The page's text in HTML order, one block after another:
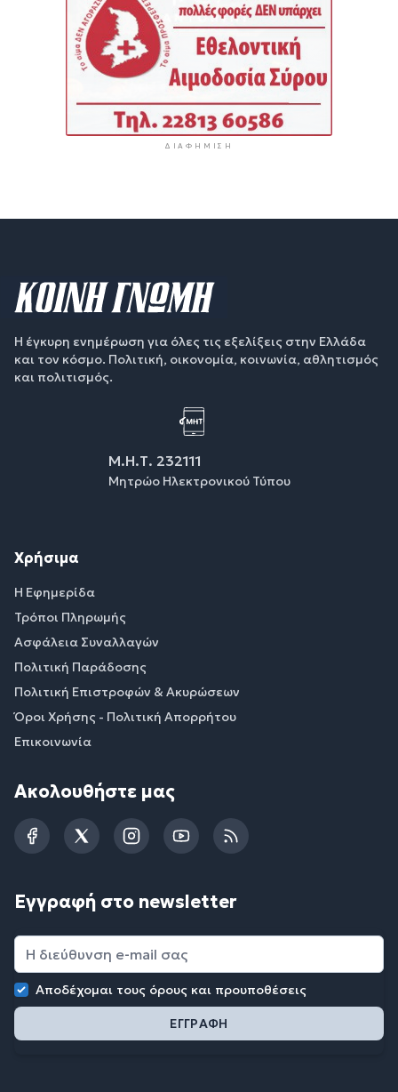
ΔΙΑΦΉΜΙΣΗ
Η έγκυρη ενημέρωση για όλες τις εξελίξεις στην Ελλάδα
και τον κόσμο. Πολιτική, οικονομία, κοινωνία, αθλητισμός
και πολιτισμός.
Μ.Η.Τ. 232111
Μητρώο Ηλεκτρονικού Τύπου
Χρήσιμα
Η Εφημερίδα
Τρόποι Πληρωμής
Ασφάλεια Συναλλαγών
Πολιτική Παράδοσης
Πολιτική Επιστροφών & Ακυρώσεων
Όροι Χρήσης - Πολιτική Απορρήτου
Επικοινωνία
Ακολουθήστε μας
FacebookTwitterInstagramYouTubeRSS
Εγγραφή στο newsletter
Αποδέχομαι τους όρους και προυποθέσεις